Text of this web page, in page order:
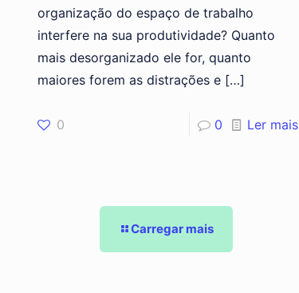
organização do espaço de trabalho
interfere na sua produtividade? Quanto
mais desorganizado ele for, quanto
maiores forem as distrações e[…]
0 0 Ler mais
Carregar mais